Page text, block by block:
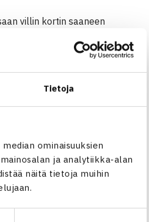
Tietoja
ominaisuuksien
ja analytiikka-alan
näitä tietoja muihin
villin kortin saaneen
karsinnan viimeisellä